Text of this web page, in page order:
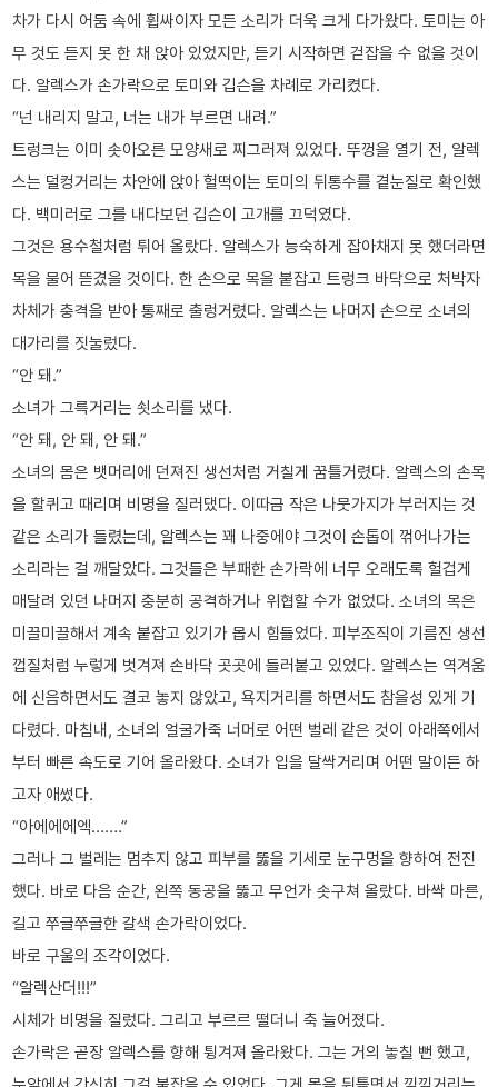
차가 다시 어둠 속에 휩싸이자 모든 소리가 더욱 크게 다가왔다. 토미는 아
무 것도 듣지 못 한 채 앉아 있었지만, 듣기 시작하면 걷잡을 수 없을 것이
다. 알렉스가 손가락으로 토미와 깁슨을 차례로 가리켰다.
“넌 내리지 말고, 너는 내가 부르면 내려.”
트렁크는 이미 솟아오른 모양새로 찌그러져 있었다. 뚜껑을 열기 전, 알렉
스는 덜컹거리는 차안에 앉아 헐떡이는 토미의 뒤통수를 곁눈질로 확인했
다. 백미러로 그를 내다보던 깁슨이 고개를 끄덕였다.
그것은 용수철처럼 튀어 올랐다. 알렉스가 능숙하게 잡아채지 못 했더라면
목을 물어 뜯겼을 것이다. 한 손으로 목을 붙잡고 트렁크 바닥으로 처박자
차체가 충격을 받아 통째로 출렁거렸다. 알렉스는 나머지 손으로 소녀의
대가리를 짓눌렀다.
“안 돼.”
소녀가 그륵거리는 쇳소리를 냈다.
“안 돼, 안 돼, 안 돼.”
소녀의 몸은 뱃머리에 던져진 생선처럼 거칠게 꿈틀거렸다. 알렉스의 손목
을 할퀴고 때리며 비명을 질러댔다. 이따금 작은 나뭇가지가 부러지는 것
같은 소리가 들렸는데, 알렉스는 꽤 나중에야 그것이 손톱이 꺾어나가는
소리라는 걸 깨달았다. 그것들은 부패한 손가락에 너무 오래도록 헐겁게
매달려 있던 나머지 충분히 공격하거나 위협할 수가 없었다. 소녀의 목은
미끌미끌해서 계속 붙잡고 있기가 몹시 힘들었다. 피부조직이 기름진 생선
껍질처럼 누렇게 벗겨져 손바닥 곳곳에 들러붙고 있었다. 알렉스는 역겨움
에 신음하면서도 결코 놓지 않았고, 욕지거리를 하면서도 참을성 있게 기
다렸다. 마침내, 소녀의 얼굴가죽 너머로 어떤 벌레 같은 것이 아래쪽에서
부터 빠른 속도로 기어 올라왔다. 소녀가 입을 달싹거리며 어떤 말이든 하
고자 애썼다.
“아에에에엑…….”
그러나 그 벌레는 멈추지 않고 피부를 뚫을 기세로 눈구멍을 향하여 전진
했다. 바로 다음 순간, 왼쪽 동공을 뚫고 무언가 솟구쳐 올랐다. 바싹 마른,
길고 쭈글쭈글한 갈색 손가락이었다.
바로 구울의 조각이었다.
“알렉산더!!!”
시체가 비명을 질렀다. 그리고 부르르 떨더니 축 늘어졌다.
손가락은 곧장 알렉스를 향해 튕겨져 올라왔다. 그는 거의 놓칠 뻔 했고,